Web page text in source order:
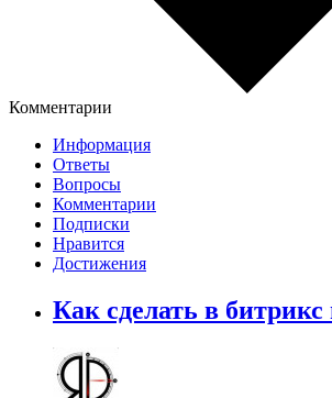
Комментарии
Информация
Ответы
Вопросы
Комментарии
Подписки
Нравится
Достижения
Как сделать в